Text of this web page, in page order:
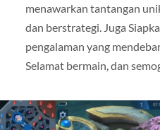
menawarkan tantangan
dan berstrategi. Juga
pengalaman yang
Selamat bermain, dan